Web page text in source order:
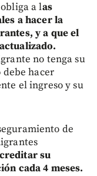
a las
a hacer la
y a que el
no tenga su
hacer
el ingreso y su
de
su
cada 4 meses.